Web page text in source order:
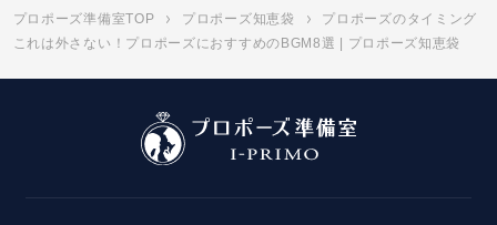
プロポーズ準備室TOP プロポーズ知恵袋
プロポーズのタイミング
これは外さない！プロポーズにおすすめのBGM8選 | プロポーズ知恵袋